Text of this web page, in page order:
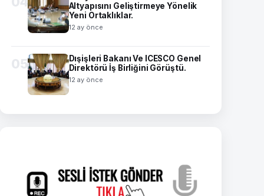
Altyapısını Geliştirmeye Yönelik
Yeni Ortaklıklar.
12 ay önce
05
Dışişleri Bakanı Ve ICESCO Genel
Direktörü İş Birliğini Görüştü.
12 ay önce